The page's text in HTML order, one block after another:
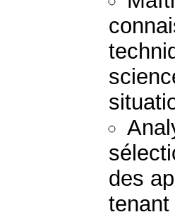
des